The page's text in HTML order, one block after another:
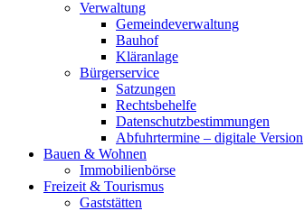
Verwaltung
Gemeindeverwaltung
Bauhof
Kläranlage
Bürgerservice
Satzungen
Rechtsbehelfe
Datenschutzbestimmungen
Abfuhrtermine – digitale Version
Bauen & Wohnen
Immobilienbörse
Freizeit & Tourismus
Gaststätten